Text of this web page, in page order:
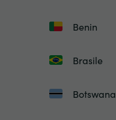
Benin
Brasile
Botswana